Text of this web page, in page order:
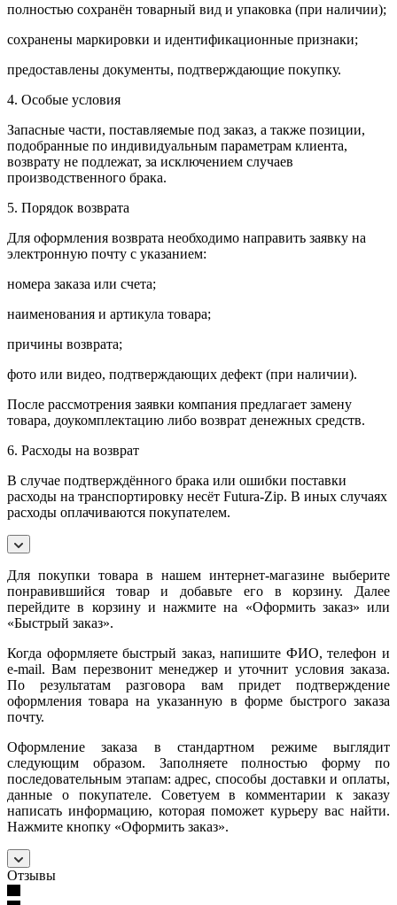
полностью сохранён товарный вид и упаковка (при наличии);
сохранены маркировки и идентификационные признаки;
предоставлены документы, подтверждающие покупку.
4. Особые условия
Запасные части, поставляемые под заказ, а также позиции,
подобранные по индивидуальным параметрам клиента,
возврату не подлежат, за исключением случаев
производственного брака.
5. Порядок возврата
Для оформления возврата необходимо направить заявку на
электронную почту с указанием:
номера заказа или счета;
наименования и артикула товара;
причины возврата;
фото или видео, подтверждающих дефект (при наличии).
После рассмотрения заявки компания предлагает замену
товара, доукомплектацию либо возврат денежных средств.
6. Расходы на возврат
В случае подтверждённого брака или ошибки поставки
расходы на транспортировку несёт Futura-Zip. В иных случаях
расходы оплачиваются покупателем.
Для покупки товара в нашем интернет-магазине выберите
понравившийся товар и добавьте его в корзину. Далее
перейдите в корзину и нажмите на «Оформить заказ» или
«Быстрый заказ».
Когда оформляете быстрый заказ, напишите ФИО, телефон и
e-mail. Вам перезвонит менеджер и уточнит условия заказа.
По результатам разговора вам придет подтверждение
оформления товара на указанную в форме быстрого заказа
почту.
Оформление заказа в стандартном режиме выглядит
следующим образом. Заполняете полностью форму по
последовательным этапам: адрес, способы доставки и оплаты,
данные о покупателе. Советуем в комментарии к заказу
написать информацию, которая поможет курьеру вас найти.
Нажмите кнопку «Оформить заказ».
Отзывы